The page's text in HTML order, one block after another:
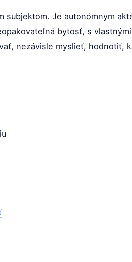
subjektom. Je autonómnym
bytosť, s
nezávisle myslieť, hodnotiť,